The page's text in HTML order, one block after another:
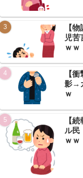
Powered by livedoor
【
児
ｗｗ
【
影→
ｗ
【
ル民
ｗｗ